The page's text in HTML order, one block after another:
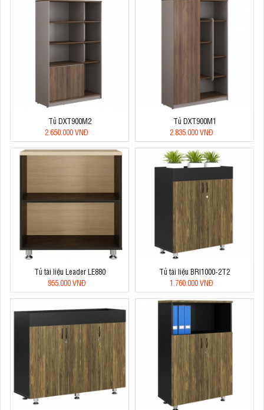
Tủ DXT900M2
2.650.000 VNĐ
Tủ DXT900M1
2.835.000 VNĐ
Tủ tài liệu Leader LE880
955.000 VNĐ
Tủ tài liệu BRI1000-2T2
1.760.000 VNĐ